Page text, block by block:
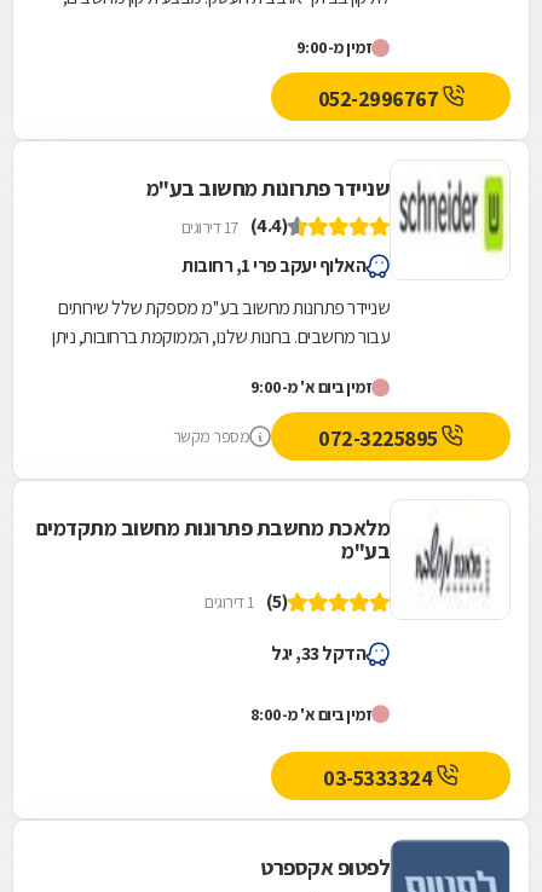
זמין מ-9:00
שניידר פתרונות מחשוב בע"מ
(4.4) 17 דירוגים
האלוף יעקב פרי 1, רחובות
שניידר פתרונות מחשוב בע''מ מספקת שלל שירותים
עבור מחשבים. בחנות שלנו, הממוקמת ברחובות, ניתן
זמין ביום א' מ-9:00
מספר מקשר
מלאכת מחשבת פתרונות מחשוב מתקדמים
בע"מ
(5) 1 דירוגים
הדקל 33, יגל
זמין ביום א' מ-8:00
03-5333324
לפטופ אקספרט